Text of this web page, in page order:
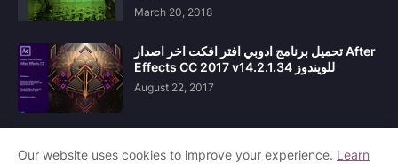
March 20, 2018
تحميل برنامج ادوبي افتر افكت اخر اصدار After
Effects CC 2017 v14.2.1.34 للويندوز
August 22, 2017
Our website uses cookies to improve your experience. Learn